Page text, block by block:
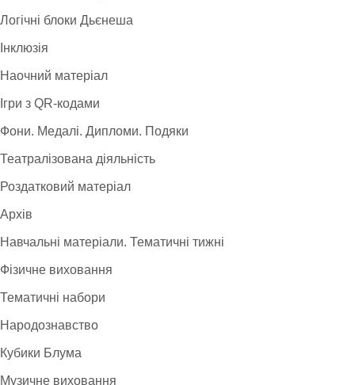
Логічні блоки Дьєнеша
Інклюзія
Наочний матеріал
Ігри з QR-кодами
Фони. Медалі. Дипломи. Подяки
Театралізована діяльність
Роздатковий матеріал
Архів
Навчальні матеріали. Тематичні тижні
Фізичне виховання
Тематичні набори
Народознавство
Кубики Блума
Музичне виховання